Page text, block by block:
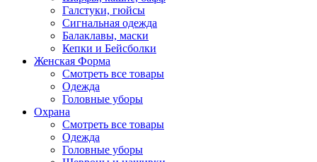
Галстуки, гюйсы
Сигнальная одежда
Балаклавы, маски
Кепки и Бейсболки
Женская Форма
Смотреть все товары
Одежда
Головные уборы
Охрана
Смотреть все товары
Одежда
Головные уборы